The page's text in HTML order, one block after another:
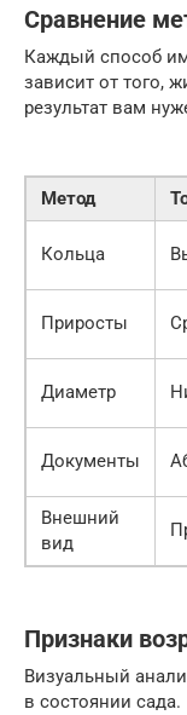
Сравнение
Каждый способ
зависит от того,
результат вам
Метод
Кольца
Приросты
Диаметр
Документы
Внешний
вид
Признаки
Визуальный
в состоянии сада.